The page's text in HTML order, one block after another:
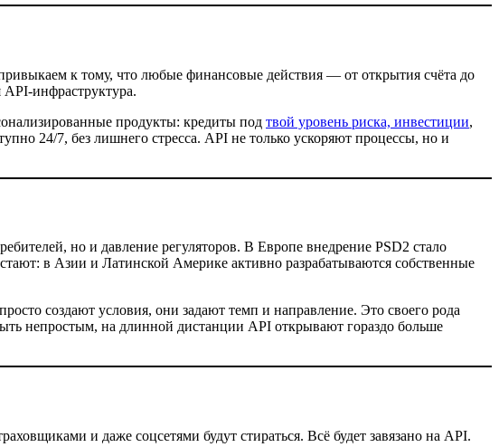
к тому, что любые финансовые действия — от открытия счёта до
инфраструктура.
продукты: кредиты под твой уровень риска, инвестиции,
24/7, без лишнего стресса. API не только ускоряют процессы, но и
но и давление регуляторов. В Европе внедрение PSD2 стало
в Азии и Латинской Америке активно разрабатываются собственные
создают условия, они задают темп и направление. Это своего рода
непростым, на длинной дистанции API открывают гораздо больше
и даже соцсетями будут стираться. Всё будет завязано на API.